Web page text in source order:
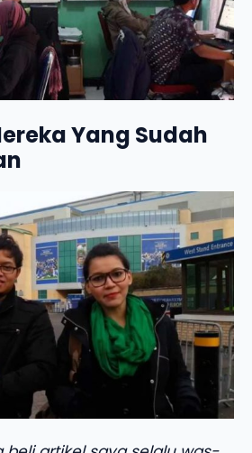
Yang Sudah